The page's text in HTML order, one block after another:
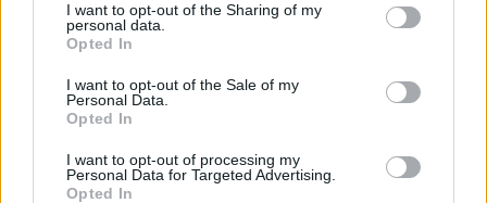
not limited to your visit or usage behaviour. You may click to
grant or deny consent to Google and its third-party tags to
use your data for below specified purposes in below Google
consent section.
I want to opt-out of the Sharing of my
personal data.
Opted In
I want to opt-out of the Sale of my
Personal Data.
Opted In
I want to opt-out of processing my
Personal Data for Targeted Advertising.
Opted In
Sötét porfelhő kavargott Tiszafüred határában
2026.05.11. szol24.hu
azoknak, akik